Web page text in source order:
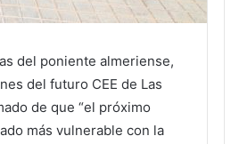
del poniente almeriense,
del futuro CEE de Las
de que “el próximo
más vulnerable con la